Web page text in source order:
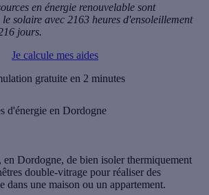
en énergie renouvelable sont
solaire avec 2163 heures d'ensoleillement
jours.
Je calcule mes aides
gratuite en 2 minutes
d'énergie en Dordogne
en Dordogne, de bien isoler thermiquement
double-vitrage pour réaliser des
dans une maison ou un appartement.